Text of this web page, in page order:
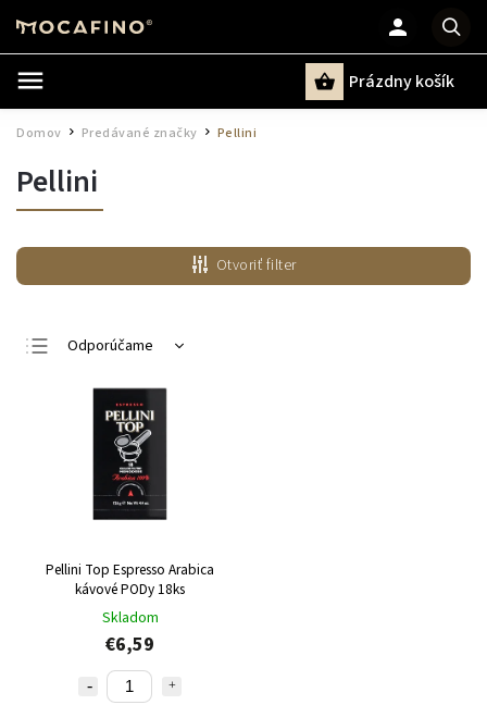
Prázdny košík
Domov Predávané značky Pellini
Pellini
Otvoriť filter
Odporúčame
Najdrahšie
Najpredávanejšie
Abecedne
Pellini Top Espresso Arabica
kávové PODy 18ks
Skladom
€6,59